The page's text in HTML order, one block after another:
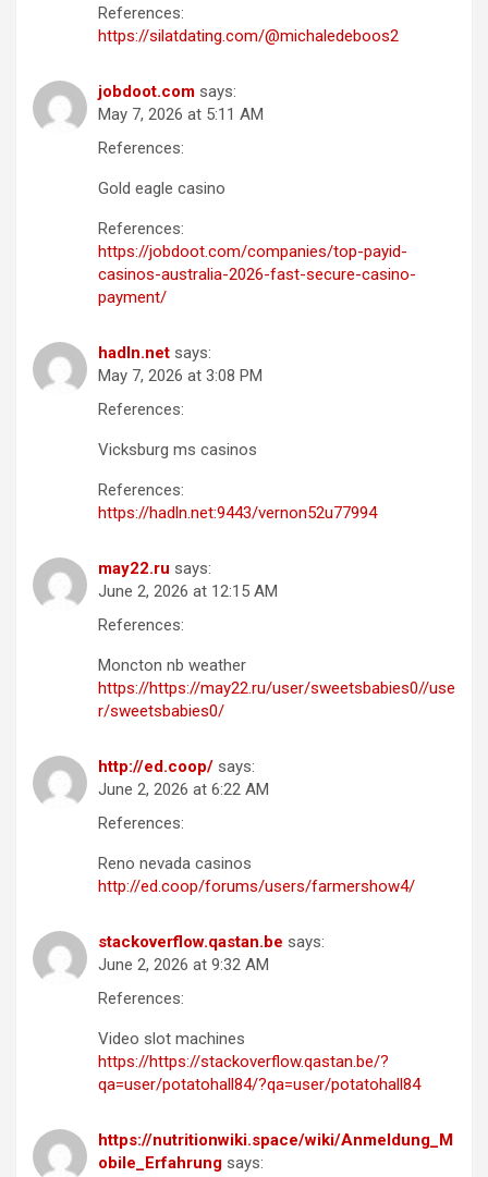
References:
https://silatdating.com/@michaledeboos2
jobdoot.com says:
May 7, 2026 at 5:11 AM
References:
Gold eagle casino
References:
https://jobdoot.com/companies/top-payid-
casinos-australia-2026-fast-secure-casino-
payment/
hadln.net says:
May 7, 2026 at 3:08 PM
References:
Vicksburg ms casinos
References:
https://hadln.net:9443/vernon52u77994
may22.ru says:
June 2, 2026 at 12:15 AM
References:
Moncton nb weather
https://https://may22.ru/user/sweetsbabies0//use
r/sweetsbabies0/
http://ed.coop/ says:
June 2, 2026 at 6:22 AM
References:
Reno nevada casinos
http://ed.coop/forums/users/farmershow4/
stackoverflow.qastan.be says:
June 2, 2026 at 9:32 AM
References:
Video slot machines
https://https://stackoverflow.qastan.be/?
qa=user/potatohall84/?qa=user/potatohall84
https://nutritionwiki.space/wiki/Anmeldung_M
obile_Erfahrung says: